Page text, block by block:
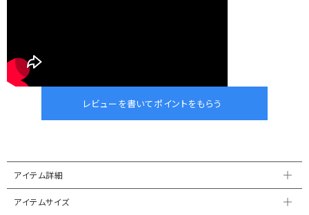
アイテム詳細
アイテムサイズ